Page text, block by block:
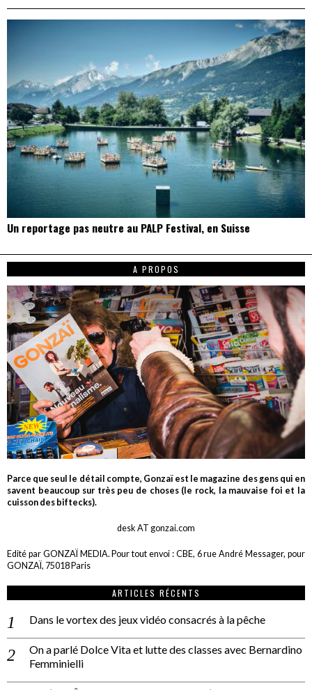
Un reportage pas neutre au PALP Festival, en Suisse
A PROPOS
Parce que seul le détail compte, Gonzaï est le magazine des gens qui en
savent beaucoup sur très peu de choses (le rock, la mauvaise foi et la
cuisson des biftecks).
desk AT gonzai.com
Edité par GONZAÏ MEDIA. Pour tout envoi : CBE, 6 rue André Messager, pour
GONZAÏ, 75018 Paris
ARTICLES RÉCENTS
Dans le vortex des jeux vidéo consacrés à la pêche
On a parlé Dolce Vita et lutte des classes avec Bernardino
Femminielli